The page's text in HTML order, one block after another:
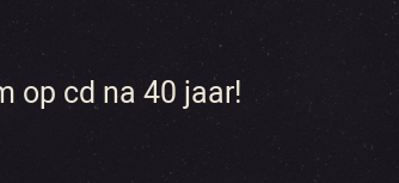
op cd na 40 jaar!